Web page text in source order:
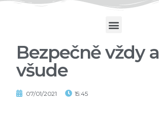
Bezpečně vždy a
všude
07/01/2021 15:45